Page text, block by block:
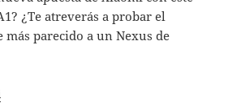
¿Te atreverás a probar el
parecido a un Nexus de